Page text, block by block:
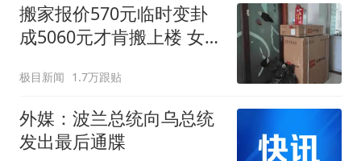
搬家报价570元临时变卦
成5060元才肯搬上楼 女子
极目新闻 1.7万跟贴
外媒：波兰总统向乌总统
发出最后通牒